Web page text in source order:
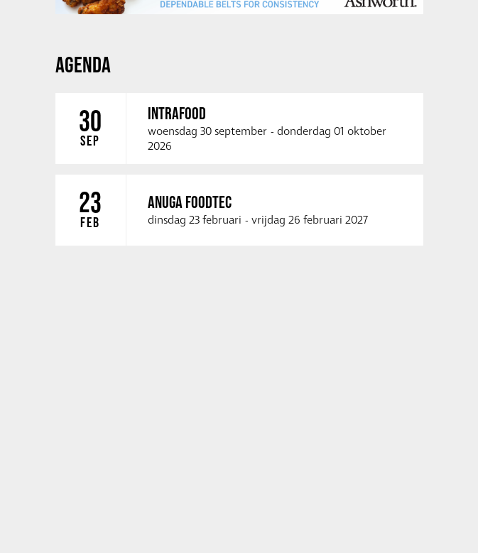
AGENDA
30
SEP
INTRAFOOD
woensdag 30 september - donderdag 01 oktober
2026
23
FEB
ANUGA FOODTEC
dinsdag 23 februari - vrijdag 26 februari 2027